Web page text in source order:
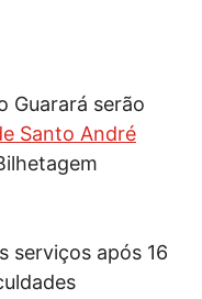
Guarará serão
Santo André
serviços após 16